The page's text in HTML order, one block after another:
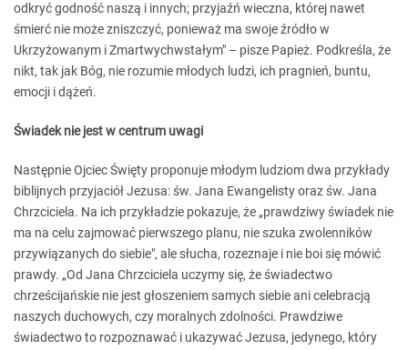
odkryć godność naszą i innych; przyjaźń wieczna, której nawet
śmierć nie może zniszczyć, ponieważ ma swoje źródło w
Ukrzyżowanym i Zmartwychwstałym" – pisze Papież. Podkreśla, że
nikt, tak jak Bóg, nie rozumie młodych ludzi, ich pragnień, buntu,
emocji i dążeń.
Świadek nie jest w centrum uwagi
Następnie Ojciec Święty proponuje młodym ludziom dwa przykłady
biblijnych przyjaciół Jezusa: św. Jana Ewangelisty oraz św. Jana
Chrzciciela. Na ich przykładzie pokazuje, że „prawdziwy świadek nie
ma na celu zajmować pierwszego planu, nie szuka zwolenników
przywiązanych do siebie", ale słucha, rozeznaje i nie boi się mówić
prawdy. „Od Jana Chrzciciela uczymy się, że świadectwo
chrześcijańskie nie jest głoszeniem samych siebie ani celebracją
naszych duchowych, czy moralnych zdolności. Prawdziwe
świadectwo to rozpoznawać i ukazywać Jezusa, jedynego, który